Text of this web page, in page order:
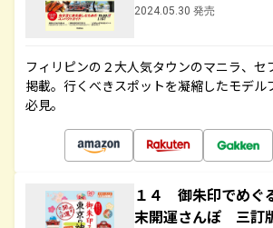
2024.05.30 発売
フィリピンの２大人気タウンのマニラ、セ
掲載。行くべきスポットを凝縮したモデル
必見。
１４ 御朱印でめ
末開運さんぽ 三訂